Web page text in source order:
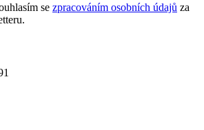
se zpracováním osobních údajů za